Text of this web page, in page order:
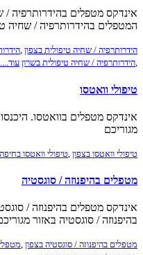
אינדקס מטפלים בהידרותרפיה /
המטפלים בהידרותרפיה / שחיה
הידרותרפיה / שחיה טיפולית בצפון ,
,הידרותרפיה / שחיה טיפולית בשרון
טיפולי וואטסו
אינדקס מטפלים בוואטסו.
מגוריכם
טיפולי וואטסו בצפון טיפולי וואטסו
מטפלים בהיפנוזה / סוגסטיה
אינדקס מטפלים בהיפנוזה /
בהיפנוזה / סוגסטיה באזור
מטפלים בהיפנוזה / סוגסטיה בצפון ,